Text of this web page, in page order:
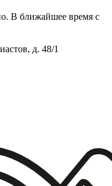
В ближайшее время с
д. 48/1